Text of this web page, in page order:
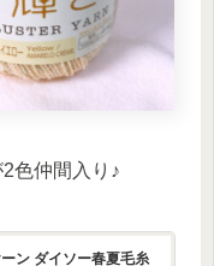
色仲間入り♪
ン ダイソー春夏毛糸